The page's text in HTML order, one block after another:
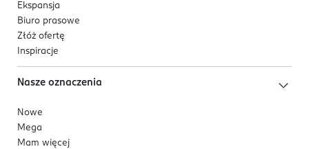
Ekspansja
Biuro prasowe
Złóż ofertę
Inspiracje
Nasze oznaczenia
Nowe
Mega
Mam więcej